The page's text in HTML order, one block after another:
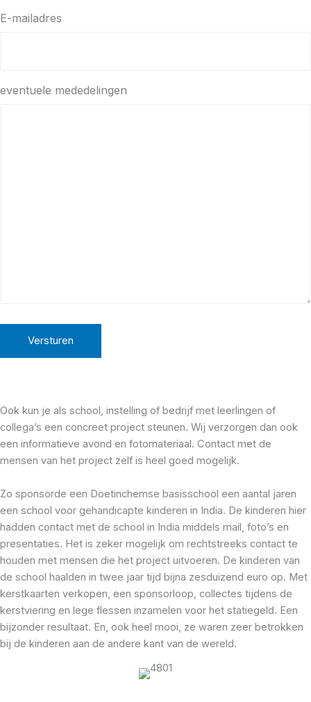
E-mailadres
eventuele mededelingen
Ook kun je als school, instelling of bedrijf met leerlingen of
collega’s een concreet project steunen. Wij verzorgen dan ook
een informatieve avond en fotomateriaal. Contact met de
mensen van het project zelf is heel goed mogelijk.
Zo sponsorde een Doetinchemse basisschool een aantal jaren
een school voor gehandicapte kinderen in India. De kinderen hier
hadden contact met de school in India middels mail, foto’s en
presentaties. Het is zeker mogelijk om rechtstreeks contact te
houden met mensen die het project uitvoeren. De kinderen van
de school haalden in twee jaar tijd bijna zesduizend euro op. Met
kerstkaarten verkopen, een sponsorloop, collectes tijdens de
kerstviering en lege flessen inzamelen voor het statiegeld. Een
bijzonder resultaat. En, ook heel mooi, ze waren zeer betrokken
bij de kinderen aan de andere kant van de wereld.